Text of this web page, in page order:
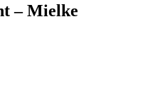
– Mielke